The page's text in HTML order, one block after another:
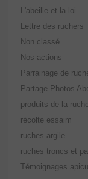
L'abeille et la loi
Lettre des ruchers
Non classé
Nos actions
Parrainage de
Partage Photos
produits de la ruche
récolte essaim
ruches argile
ruches troncs et
Témoignages